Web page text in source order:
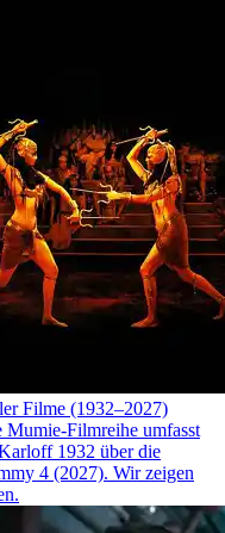
Filme (1932–2027)
Mumie-Filmreihe umfasst
1932 über die
4 (2027). Wir zeigen